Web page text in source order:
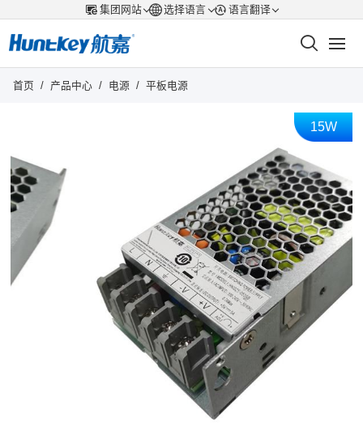
集团网站 选择语言 语言翻译
首页 / 产品中心 / 电源 / 平板电源
15W